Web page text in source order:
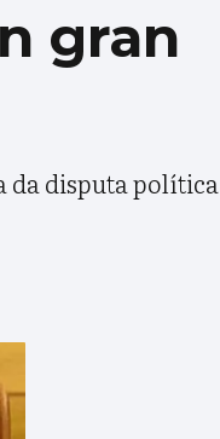
gran
da disputa política